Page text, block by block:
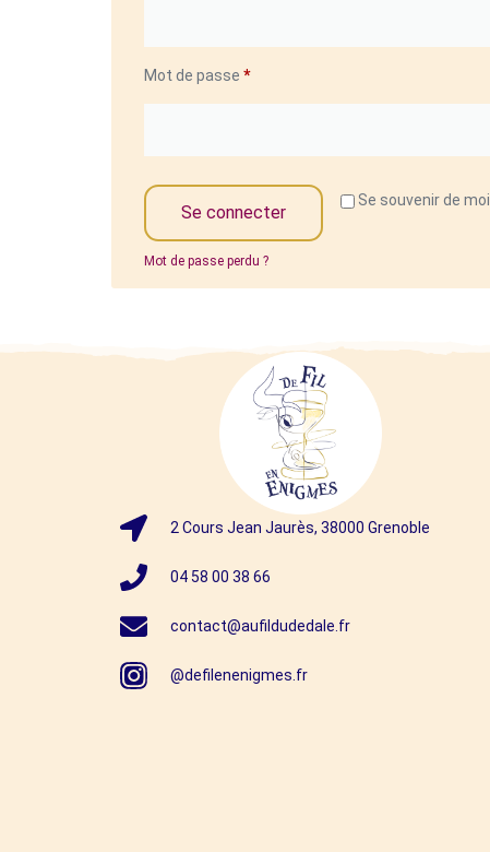
Mot de passe *
Se souvenir de moi
Se connecter
Mot de passe perdu ?
2 Cours Jean Jaurès, 38000 Grenoble
04 58 00 38 66
contact@aufildudedale.fr
@defilenenigmes.fr